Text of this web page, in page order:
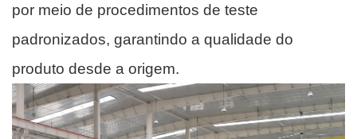
por meio de procedimentos de teste
padronizados, garantindo a qualidade do
produto desde a origem.